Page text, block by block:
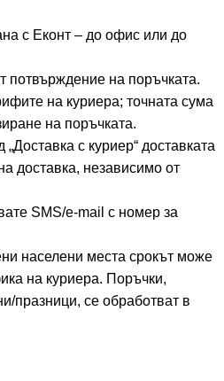
с Еконт – до офис или до
потвърждение на поръчката.
на куриера; точната сума
на поръчката.
с куриер“ доставката
доставка, независимо от
SMS/e-mail с номер за
населени места срокът може
на куриера. Поръчки,
празници, се обработват в